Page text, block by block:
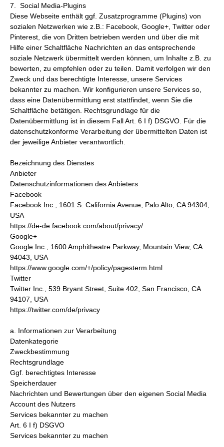
7. Social Media-Plugins
Diese Webseite enthält ggf. Zusatzprogramme (Plugins) von
sozialen Netzwerken wie z.B.: Facebook, Google+, Twitter oder
Pinterest, die von Dritten betrieben werden und über die mit
Hilfe einer Schaltfläche Nachrichten an das entsprechende
soziale Netzwerk übermittelt werden können, um Inhalte z.B. zu
bewerten, zu empfehlen oder zu teilen. Damit verfolgen wir den
Zweck und das berechtigte Interesse, unsere Services
bekannter zu machen. Wir konfigurieren unsere Services so,
dass eine Datenübermittlung erst stattfindet, wenn Sie die
Schaltfläche betätigen. Rechtsgrundlage für die
Datenübermittlung ist in diesem Fall Art. 6 I f) DSGVO. Für die
datenschutzkonforme Verarbeitung der übermittelten Daten ist
der jeweilige Anbieter verantwortlich.
Bezeichnung des Dienstes
Anbieter
Datenschutzinformationen des Anbieters
Facebook
Facebook Inc., 1601 S. California Avenue, Palo Alto, CA 94304,
USA
https://de-de.facebook.com/about/privacy/
Google+
Google Inc., 1600 Amphitheatre Parkway, Mountain View, CA
94043, USA
https://www.google.com/+/policy/pagesterm.html
Twitter
Twitter Inc., 539 Bryant Street, Suite 402, San Francisco, CA
94107, USA
https://twitter.com/de/privacy
a. Informationen zur Verarbeitung
Datenkategorie
Zweckbestimmung
Rechtsgrundlage
Ggf. berechtigtes Interesse
Speicherdauer
Nachrichten und Bewertungen über den eigenen Social Media
Account des Nutzers
Services bekannter zu machen
Art. 6 I f) DSGVO
Services bekannter zu machen